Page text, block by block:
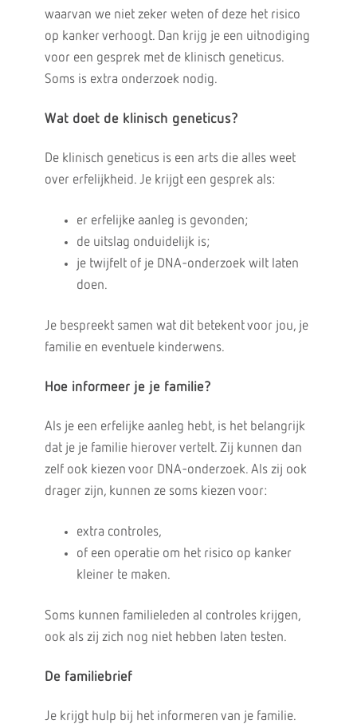
waarvan we niet zeker weten of deze het risico
op kanker verhoogt. Dan krijg je een uitnodiging
voor een gesprek met de klinisch geneticus.
Soms is extra onderzoek nodig.
Wat doet de klinisch geneticus?
De klinisch geneticus is een arts die alles weet
over erfelijkheid. Je krijgt een gesprek als:
er erfelijke aanleg is gevonden;
de uitslag onduidelijk is;
je twijfelt of je DNA-onderzoek wilt laten
doen.
Je bespreekt samen wat dit betekent voor jou, je
familie en eventuele kinderwens.
Hoe informeer je je familie?
Als je een erfelijke aanleg hebt, is het belangrijk
dat je je familie hierover vertelt. Zij kunnen dan
zelf ook kiezen voor DNA-onderzoek. Als zij ook
drager zijn, kunnen ze soms kiezen voor:
extra controles,
of een operatie om het risico op kanker
kleiner te maken.
Soms kunnen familieleden al controles krijgen,
ook als zij zich nog niet hebben laten testen.
De familiebrief
Je krijgt hulp bij het informeren van je familie.